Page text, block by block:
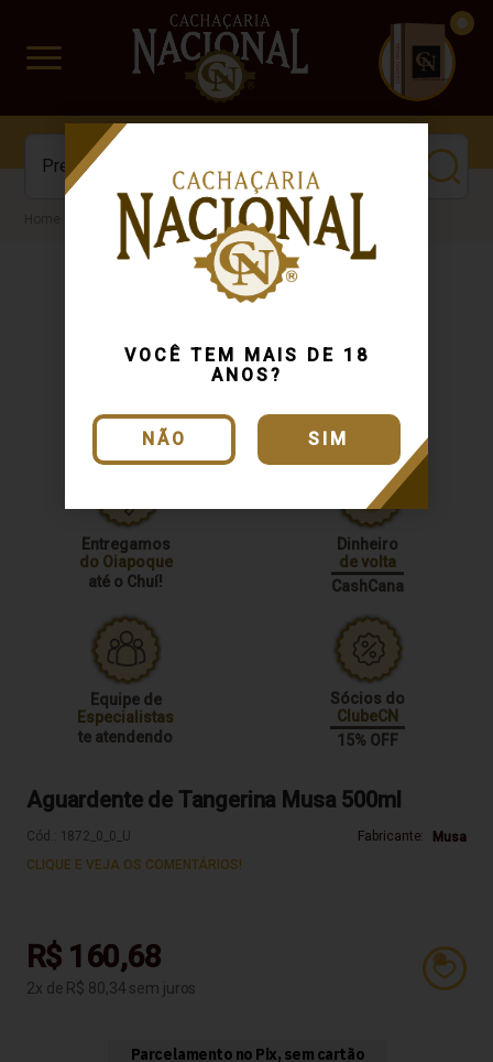
VOCÊ TEM MAIS DE 18
ANOS?
NÃO SIM
www.cachacarianacional.com.br
CUIDADO FRÁGIL
Cachaça
Entregamos
do Oiapoque
até o Chuí!
Dinheiro
de volta
CashCana
Equipe de
Especialistas
te atendendo
Sócios do
ClubeCN
15% OFF
Aguardente de Tangerina Musa 500ml
Cód.: 1872_0_0_U Fabricante:
Musa
CLIQUE E VEJA OS COMENTÁRIOS!
R$ 160,68
2 R$ 80,34